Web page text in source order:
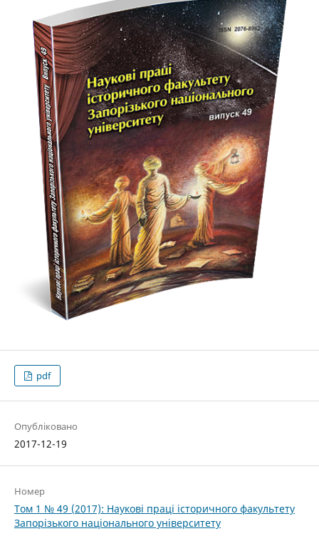
pdf
Опубліковано
2017-12-19
Номер
Том 1 № 49 (2017): Наукові праці історичного факультету
Запорізького національного університету